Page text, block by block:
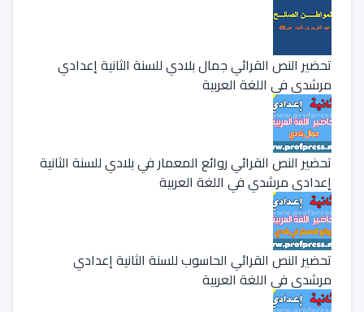
تحضير النص القرائي جمال بلادي للسنة الثانية إعدادي
مرشدي في اللغة العربية
تحضير النص القرائي روائع المعمار في بلادي للسنة الثانية
إعدادي مرشدي في اللغة العربية
تحضير النص القرائي الحاسوب للسنة الثانية إعدادي
مرشدي في اللغة العربية